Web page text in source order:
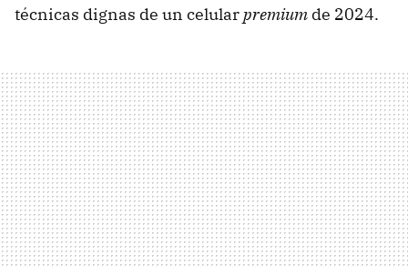
técnicas dignas de un celularpremium de 2024.